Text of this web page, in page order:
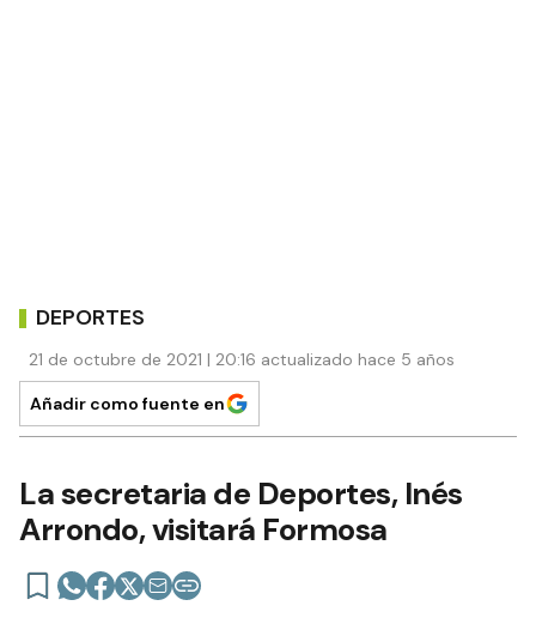
DEPORTES
21 de octubre de 2021 | 20:16 actualizado hace 5 años
Añadir como fuente en
La secretaria de Deportes, Inés
Arrondo, visitará Formosa